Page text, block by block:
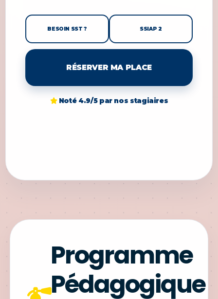
BESOIN SST ? SSIAP 2
RÉSERVER MA PLACE
Noté 4.9/5 par nos stagiaires
Programme
Pédagogique